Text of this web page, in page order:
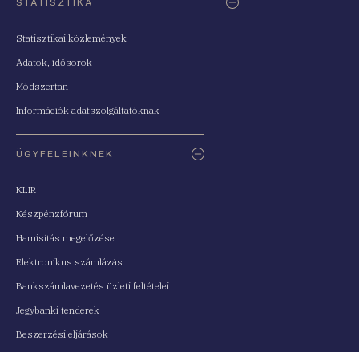
Statisztikai közlemények
Adatok, idősorok
Módszertan
Információk adatszolgáltatóknak
ÜGYFELEINKNEK
KLIR
Készpénzfórum
Hamisítás megelőzése
Elektronikus számlázás
Bankszámlavezetés üzleti feltételei
Jegybanki tenderek
Beszerzési eljárások